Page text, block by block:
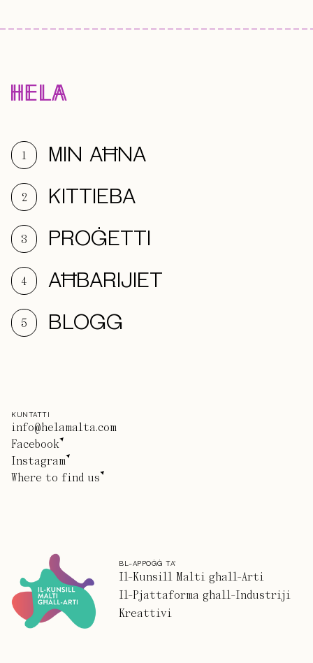
1 MIN AĦNA
2 KITTIEBA
3 PROĠETTI
4 AĦBARIJIET
5 BLOGG
KUNTATTI
info@helamalta.com
Facebook
Instagram
Where to find us
BL-APPOĠĠ TA'
Il-Kunsill Malti għall-Arti
Il-Pjattaforma għall-Industriji
Kreattivi